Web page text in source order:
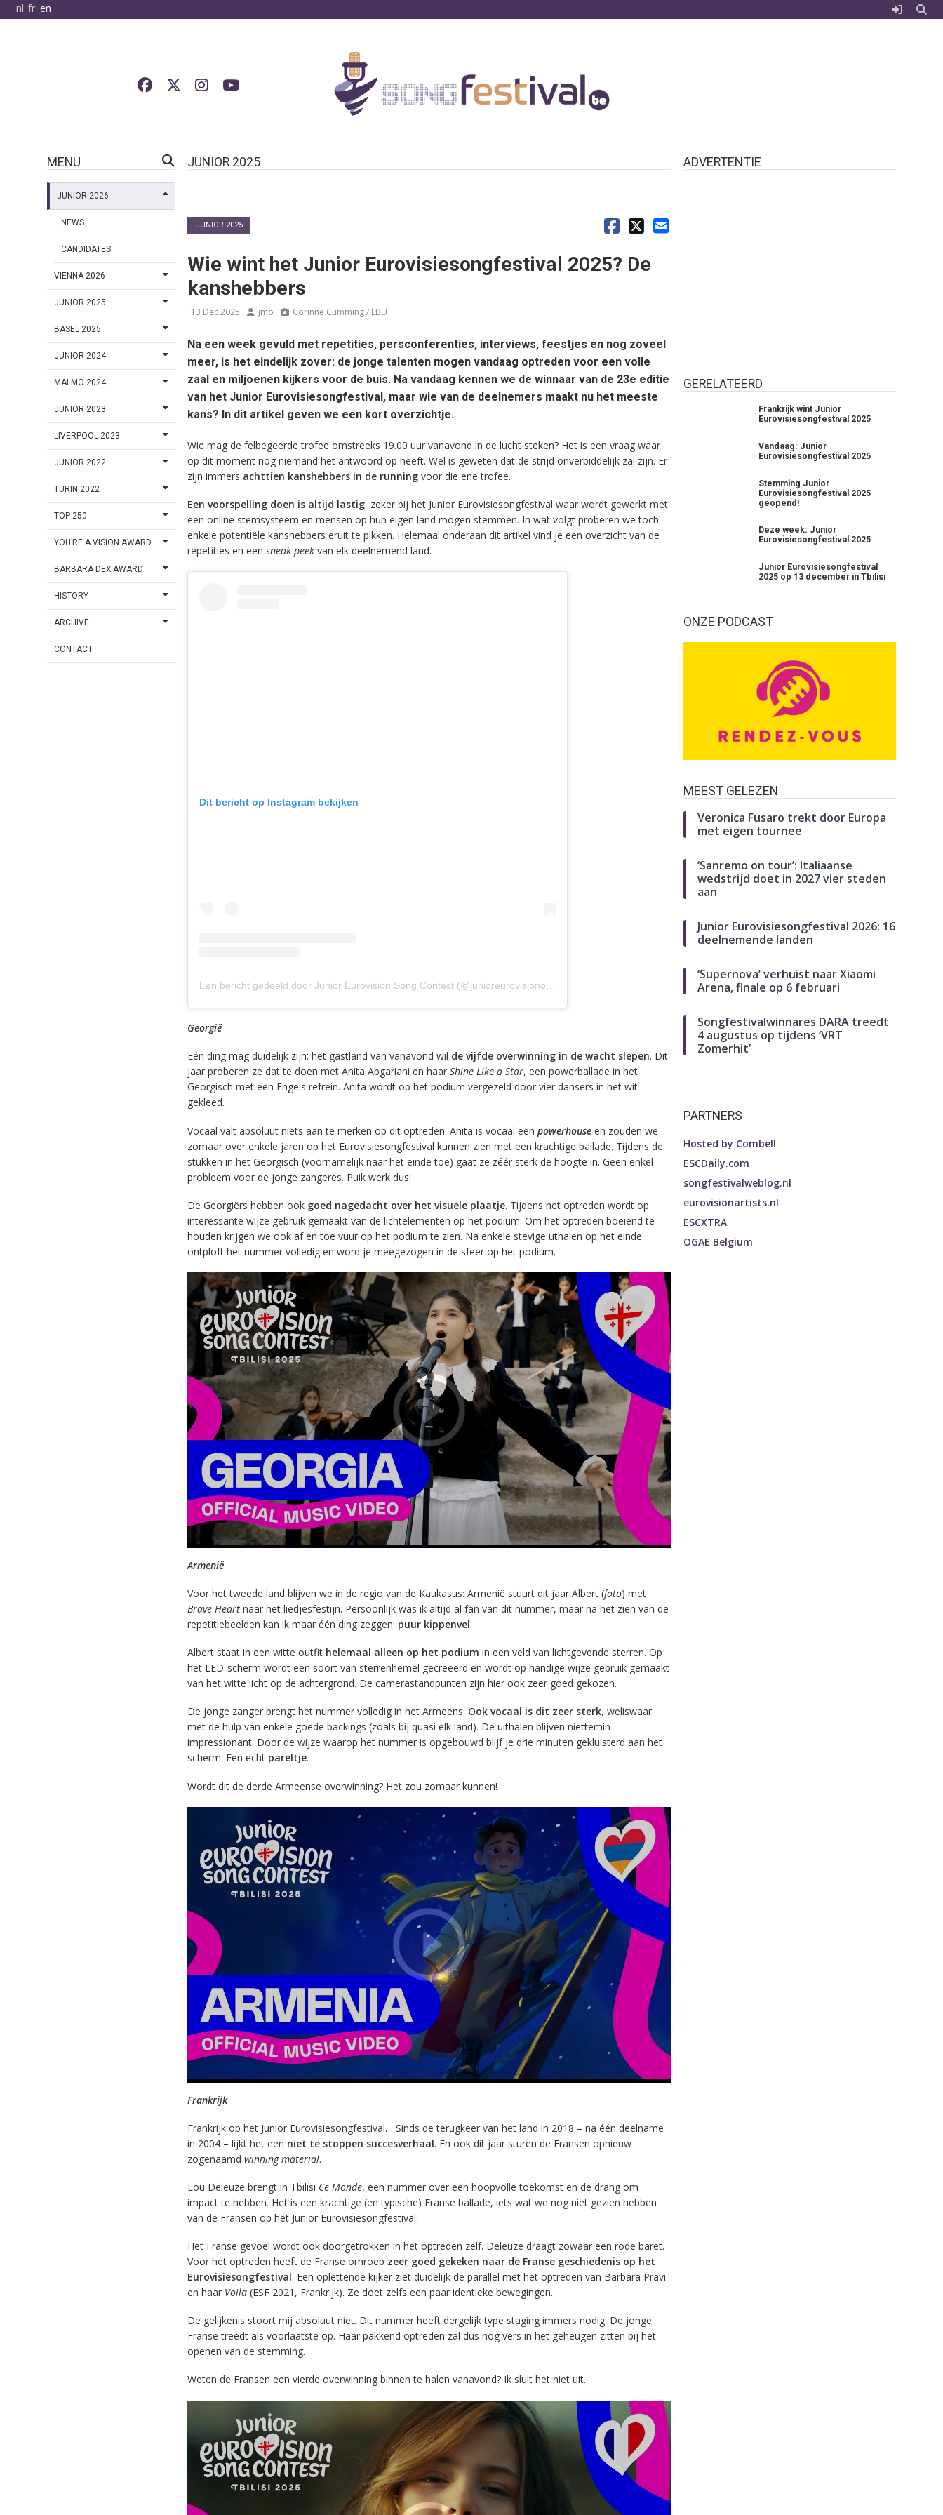
nl fr en
MENU
JUNIOR 2026
NEWS
CANDIDATES
VIENNA 2026
JUNIOR 2025
BASEL 2025
JUNIOR 2024
MALMÖ 2024
JUNIOR 2023
LIVERPOOL 2023
JUNIOR 2022
TURIN 2022
TOP 250
YOU’RE A VISION AWARD
BARBARA DEX AWARD
HISTORY
ARCHIVE
CONTACT
JUNIOR 2025
JUNIOR 2025
Wie wint het Junior Eurovisiesongfestival 2025? De
kanshebbers
13 Dec 2025 jmo Corinne Cumming / EBU
Na een week gevuld met repetities, persconferenties, interviews, feestjes en nog zoveel
meer, is het eindelijk zover: de jonge talenten mogen vandaag optreden voor een volle
zaal en miljoenen kijkers voor de buis. Na vandaag kennen we de winnaar van de 23e editie
van het Junior Eurovisiesongfestival, maar wie van de deelnemers maakt nu het meeste
kans? In dit artikel geven we een kort overzichtje.
Wie mag de felbegeerde trofee omstreeks 19.00 uur vanavond in de lucht steken? Het is een vraag waar
op dit moment nog niemand het antwoord op heeft. Wel is geweten dat de strijd onverbiddelijk zal zijn. Er
zijn immers achttien kanshebbers in de runningvoor die ene trofee.
Een voorspelling doen is altijd lastig, zeker bij het Junior Eurovisiesongfestival waar wordt gewerkt met
een online stemsysteem en mensen op hun eigen land mogen stemmen. In wat volgt proberen we toch
enkele potentiële kanshebbers eruit te pikken. Helemaal onderaan dit artikel vind je een overzicht van de
repetities en een sneak peekvan elk deelnemend land.
Dit bericht op Instagram bekijken
Georgië
Eén ding mag duidelijk zijn: het gastland van vanavond wil de vijfde overwinning in de wacht slepen. Dit
jaar proberen ze dat te doen met Anita Abgariani en haar Shine Like a Star, een powerballade in het
Georgisch met een Engels refrein. Anita wordt op het podium vergezeld door vier dansers in het wit
gekleed.
Vocaal valt absoluut niets aan te merken op dit optreden. Anita is vocaal een powerhouse en zouden we
zomaar over enkele jaren op het Eurovisiesongfestival kunnen zien met een krachtige ballade. Tijdens de
stukken in het Georgisch (voornamelijk naar het einde toe) gaat ze zéér sterk de hoogte in. Geen enkel
probleem voor de jonge zangeres. Puik werk dus!
De Georgiërs hebben ook goed nagedacht over het visuele plaatje. Tijdens het optreden wordt op
interessante wijze gebruik gemaakt van de lichtelementen op het podium. Om het optreden boeiend te
houden krijgen we ook af en toe vuur op het podium te zien. Na enkele stevige uthalen op het einde
ontploft het nummer volledig en word je meegezogen in de sfeer op het podium.
Armenië
Voor het tweede land blijven we in de regio van de Kaukasus: Armenië stuurt dit jaar Albert (foto) met
Brave Heartnaar het liedjesfestijn. Persoonlijk was ik altijd al fan van dit nummer, maar na het zien van de
repetitiebeelden kan ik maar één ding zeggen: puur kippenvel.
Albert staat in een witte outfit helemaal alleen op het podium in een veld van lichtgevende sterren. Op
het LED-scherm wordt een soort van sterrenhemel gecreëerd en wordt op handige wijze gebruik gemaakt
van het witte licht op de achtergrond. De camerastandpunten zijn hier ook zeer goed gekozen.
De jonge zanger brengt het nummer volledig in het Armeens. Ook vocaal is dit zeer sterk, weliswaar
met de hulp van enkele goede backings (zoals bij quasi elk land). De uithalen blijven niettemin
impressionant. Door de wijze waarop het nummer is opgebouwd blijf je drie minuten gekluisterd aan het
scherm. Een echt pareltje.
Wordt dit de derde Armeense overwinning? Het zou zomaar kunnen!
Frankrijk
Frankrijk op het Junior Eurovisiesongfestival… Sinds de terugkeer van het land in 2018 – na één deelname
in 2004 – lijkt het een niet te stoppen succesverhaal. En ook dit jaar sturen de Fransen opnieuw
zogenaamd winning material.
Lou Deleuze brengt in Tbilisi Ce Monde, een nummer over een hoopvolle toekomst en de drang om
impact te hebben. Het is een krachtige (en typische) Franse ballade, iets wat we nog niet gezien hebben
van de Fransen op het Junior Eurovisiesongfestival.
Het Franse gevoel wordt ook doorgetrokken in het optreden zelf. Deleuze draagt zowaar een rode baret.
Voor het optreden heeft de Franse omroep zeer goed gekeken naar de Franse geschiedenis op het
Eurovisiesongfestival. Een oplettende kijker ziet duidelijk de parallel met het optreden van Barbara Pravi
en haar Voila(ESF 2021, Frankrijk). Ze doet zelfs een paar identieke bewegingen.
De gelijkenis stoort mij absoluut niet. Dit nummer heeft dergelijk type staging immers nodig. De jonge
Franse treedt als voorlaatste op. Haar pakkend optreden zal dus nog vers in het geheugen zitten bij het
openen van de stemming.
Weten de Fransen een vierde overwinning binnen te halen vanavond? Ik sluit het niet uit.
ADVERTENTIE
GERELATEERD
Frankrijk wint Junior
Eurovisiesongfestival 2025
Vandaag: Junior
Eurovisiesongfestival 2025
Stemming Junior
Eurovisiesongfestival 2025
geopend!
Deze week: Junior
Eurovisiesongfestival 2025
Junior Eurovisiesongfestival
2025 op 13 december in Tbilisi
ONZE PODCAST
MEEST GELEZEN
Veronica Fusaro trekt door Europa
met eigen tournee
‘Sanremo on tour’: Italiaanse
wedstrijd doet in 2027 vier steden
aan
Junior Eurovisiesongfestival 2026: 16
deelnemende landen
‘Supernova’ verhuist naar Xiaomi
Arena, finale op 6 februari
Songfestivalwinnares DARA treedt
4 augustus op tijdens ‘VRT
Zomerhit’
PARTNERS
Hosted by Combell
ESCDaily.com
songfestivalweblog.nl
eurovisionartists.nl
ESCXTRA
OGAE Belgium